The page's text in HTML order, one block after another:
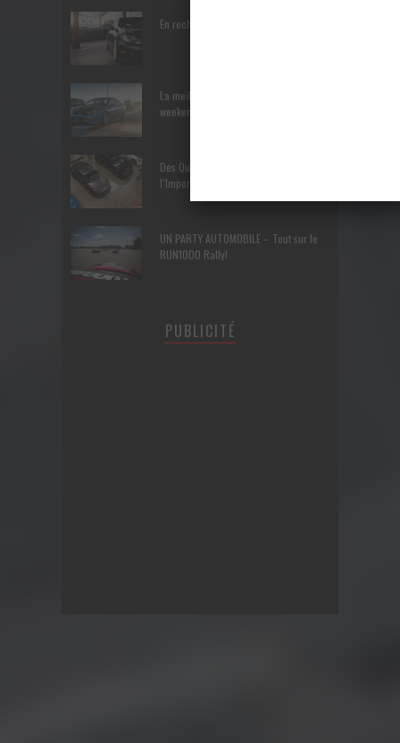
En recherche Identitaire
La meilleure manière de terminer le
weekend – Les Cars and Coffee
Des Québécois à l’assaut de
l’Importfest
UN PARTY AUTOMOBILE – Tout sur le
RUN1000 Rally!
PUBLICITÉ